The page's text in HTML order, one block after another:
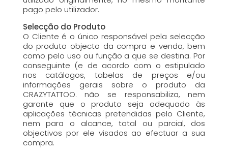
pago pelo utilizador.
Selecção do Produto
O Cliente é o único responsável pela selecção
do produto objecto da compra e venda, bem
como pelo uso ou função a que se destina. Por
conseguinte (e de acordo com o estipulado
nos catálogos, tabelas de preços e/ou
informações gerais sobre o produto da
CRAZYTATTOO. não se responsabiliza, nem
garante que o produto seja adequado às
aplicações técnicas pretendidas pelo Cliente,
nem para o alcance, total ou parcial, dos
objectivos por ele visados ao efectuar a sua
compra.